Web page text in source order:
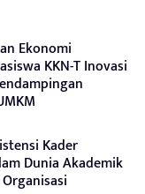
Ekonomi
KKN-T Inovasi
Kader
Dunia Akademik